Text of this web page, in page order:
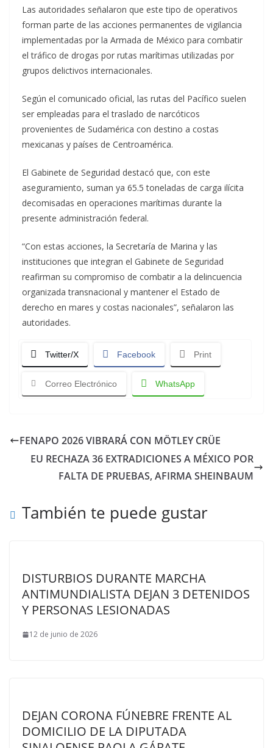
Las autoridades señalaron que este tipo de operativos
forman parte de las acciones permanentes de vigilancia
implementadas por la Armada de México para combatir
el tráfico de drogas por rutas marítimas utilizadas por
grupos delictivos internacionales.
Según el comunicado oficial, las rutas del Pacífico suelen
ser empleadas para el traslado de narcóticos
provenientes de Sudamérica con destino a costas
mexicanas y países de Centroamérica.
El Gabinete de Seguridad destacó que, con este
aseguramiento, suman ya 65.5 toneladas de carga ilícita
decomisadas en operaciones marítimas durante la
presente administración federal.
“Con estas acciones, la Secretaría de Marina y las
instituciones que integran el Gabinete de Seguridad
reafirman su compromiso de combatir a la delincuencia
organizada transnacional y mantener el Estado de
derecho en mares y costas nacionales”, señalaron las
autoridades.
Twitter/X Facebook Print
Correo Electrónico WhatsApp
FENAPO 2026 VIBRARÁ CON MÖTLEY CRÜE
EU RECHAZA 36 EXTRADICIONES A MÉXICO POR
FALTA DE PRUEBAS, AFIRMA SHEINBAUM
También te puede gustar
DISTURBIOS DURANTE MARCHA
ANTIMUNDIALISTA DEJAN 3 DETENIDOS
Y PERSONAS LESIONADAS
12 de junio de 2026
DEJAN CORONA FÚNEBRE FRENTE AL
DOMICILIO DE LA DIPUTADA